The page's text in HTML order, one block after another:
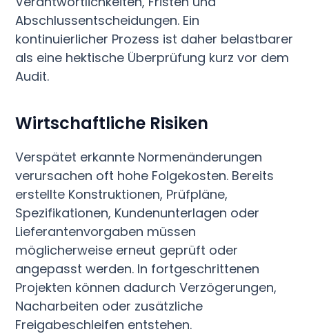
Abschlussentscheidungen. Ein
kontinuierlicher Prozess ist daher belastbarer
als eine hektische Überprüfung kurz vor dem
Audit.
Wirtschaftliche Risiken
Verspätet erkannte Normenänderungen
verursachen oft hohe Folgekosten. Bereits
erstellte Konstruktionen, Prüfpläne,
Spezifikationen, Kundenunterlagen oder
Lieferantenvorgaben müssen
möglicherweise erneut geprüft oder
angepasst werden. In fortgeschrittenen
Projekten können dadurch Verzögerungen,
Nacharbeiten oder zusätzliche
Freigabeschleifen entstehen.